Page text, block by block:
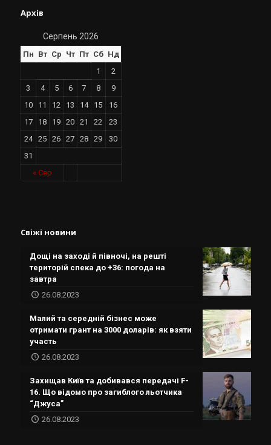
Архів
Серпень 2026
Пн Вт Ср Чт Пт Сб Нд
« Сер
1
2
3
4 5 6 7 8
9
10
11 12 13 14 15
16
17
18 19 20 21 22
23
24
25 26 27 28 29
30
31
Свіжі новини
Дощі на заході й півночі, на решті
територій спека до +36: погода на
завтра
26.08.2023
Малий та середній бізнес може
отримати грант на 3000 доларів: як взяти
участь
26.08.2023
Захищав Київ та добивався передачі F-
16. Що відомо про загиблого льотчика
“Джуса”
26.08.2023